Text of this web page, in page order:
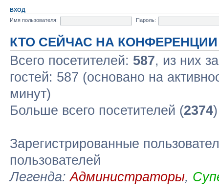
ВХОД
Имя пользователя:
Пароль:
КТО СЕЙЧАС НА КОНФЕРЕНЦИИ
Всего посетителей: 587, из них
гостей: 587 (основано на
минут)
Больше всего посетителей (2374
Зарегистрированные
пользователей
Легенда:Администраторы,